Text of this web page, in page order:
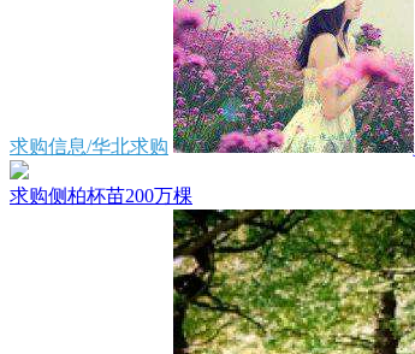
求购信息/华北求购
求购侧柏杯苗200万棵